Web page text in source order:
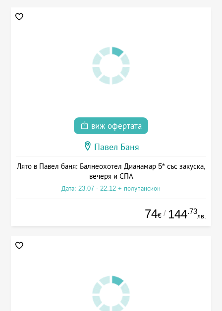
виж офертата
Павел Баня
Лято в Павел баня: Балнеохотел Дианамар 5* със закуска,
вечеря и СПА
Дата: 23.07 - 22.12 + полупансион
74€ / 144.73
лв.